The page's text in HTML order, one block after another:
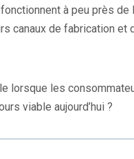
à peu près de
canaux de fabrication et
lorsque les
viable aujourd’hui ?